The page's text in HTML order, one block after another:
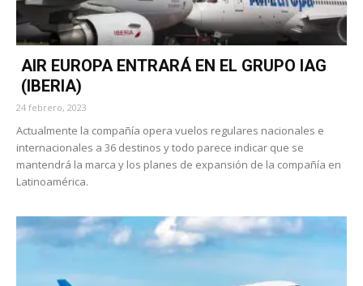
AIR EUROPA ENTRARÁ EN EL GRUPO IAG
(IBERIA)
24 febrero, 2023
Actualmente la compañía opera vuelos regulares nacionales e
internacionales a 36 destinos y todo parece indicar que se
mantendrá la marca y los planes de expansión de la compañía en
Latinoamérica.